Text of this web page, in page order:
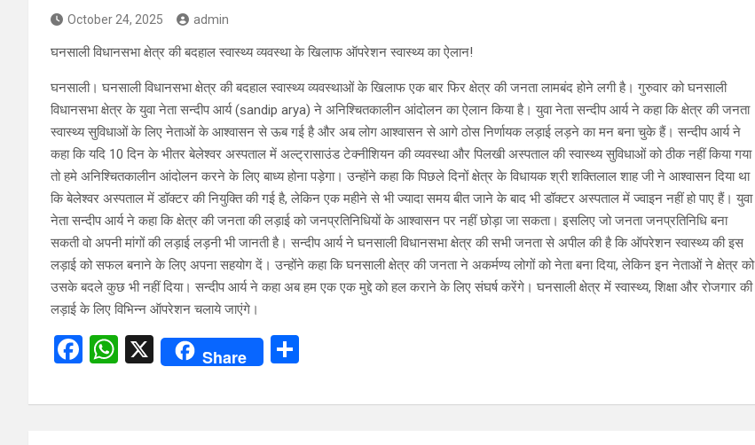
October 24, 2025 admin
घनसाली विधानसभा क्षेत्र की बदहाल स्वास्थ्य व्यवस्था के खिलाफ ऑपरेशन स्वास्थ्य का ऐलान!
घनसाली। घनसाली विधानसभा क्षेत्र की बदहाल स्वास्थ्य व्यवस्थाओं के खिलाफ एक बार फिर क्षेत्र की जनता लामबंद होने लगी है। गुरुवार को घनसाली
विधानसभा क्षेत्र के युवा नेता सन्दीप आर्य (sandip arya) ने अनिश्चितकालीन आंदोलन का ऐलान किया है। युवा नेता सन्दीप आर्य ने कहा कि क्षेत्र की जनता
स्वास्थ्य सुविधाओं के लिए नेताओं के आश्वासन से ऊब गई है और अब लोग आश्वासन से आगे ठोस निर्णायक लड़ाई लड़ने का मन बना चुके हैं। सन्दीप आर्य ने
कहा कि यदि 10 दिन के भीतर बेलेश्वर अस्पताल में अल्ट्रासाउंड टेक्नीशियन की व्यवस्था और पिलखी अस्पताल की स्वास्थ्य सुविधाओं को ठीक नहीं किया गया
तो हमे अनिश्चितकालीन आंदोलन करने के लिए बाध्य होना पड़ेगा। उन्होंने कहा कि पिछले दिनों क्षेत्र के विधायक श्री शक्तिलाल शाह जी ने आश्वासन दिया था
कि बेलेश्वर अस्पताल में डॉक्टर की नियुक्ति की गई है, लेकिन एक महीने से भी ज्यादा समय बीत जाने के बाद भी डॉक्टर अस्पताल में ज्वाइन नहीं हो पाए हैं। युवा
नेता सन्दीप आर्य ने कहा कि क्षेत्र की जनता की लड़ाई को जनप्रतिनिधियों के आश्वासन पर नहीं छोड़ा जा सकता। इसलिए जो जनता जनप्रतिनिधि बना
सकती वो अपनी मांगों की लड़ाई लड़नी भी जानती है। सन्दीप आर्य ने घनसाली विधानसभा क्षेत्र की सभी जनता से अपील की है कि ऑपरेशन स्वास्थ्य की इस
लड़ाई को सफल बनाने के लिए अपना सहयोग दें। उन्होंने कहा कि घनसाली क्षेत्र की जनता ने अकर्मण्य लोगों को नेता बना दिया, लेकिन इन नेताओं ने क्षेत्र को
उसके बदले कुछ भी नहीं दिया। सन्दीप आर्य ने कहा अब हम एक एक मुद्दे को हल कराने के लिए संघर्ष करेंगे। घनसाली क्षेत्र में स्वास्थ्य, शिक्षा और रोजगार की
लड़ाई के लिए विभिन्न ऑपरेशन चलाये जाएंगे।
F
ce
W
at
X Share
ar